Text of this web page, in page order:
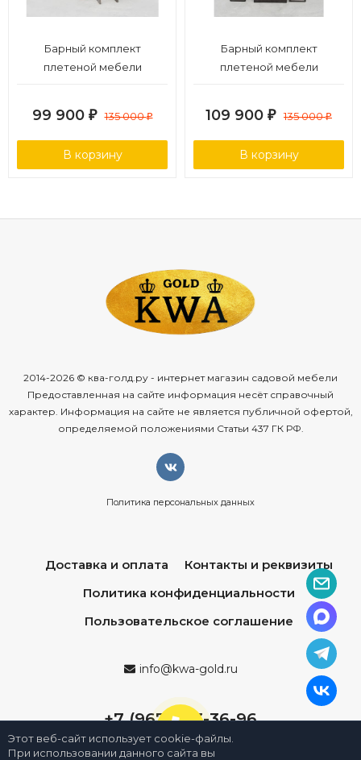
Барный комплект
плетеной мебели
99 900 ₽ 135 000₽
В корзину
Барный комплект
плетеной мебели
109 900 ₽ 135 000₽
В корзину
2014-2026 © ква-голд.ру - интернет магазин садовой мебели
Предоставленная на сайте информация несёт справочный
характер. Информация на сайте не является публичной офертой,
определяемой положениями Статьи 437 ГК РФ.
Политика персональных данных
Доставка и оплата
Контакты и реквизиты
Политика конфиденциальности
Пользовательское соглашение
info@kwa-gold.ru
+7 (967) 013-36-96
Этот веб-сайт использует cookie-файлы.
При использовании данного сайта вы